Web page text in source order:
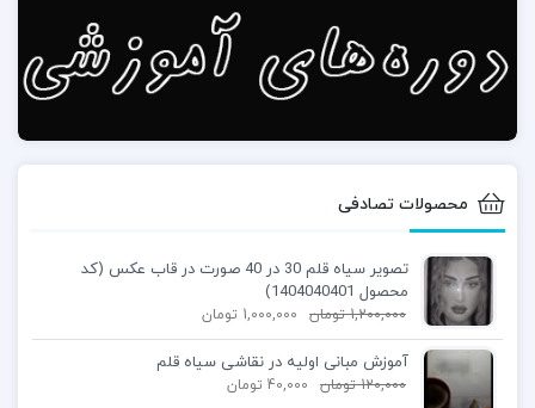
محصولات تصادفی
تصویر سیاه قلم 30 در 40 صورت در قاب عکس (کد
محصول 1404040401)
1,200,000 تومان 1,000,000 تومان
آموزش مبانی اولیه در نقاشی سیاه قلم
120,000 تومان 40,000 تومان